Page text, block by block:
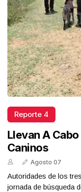
Reporte 4
Llevan A
Caninos
Agosto 07
Autoridades de los
jornada de búsqueda